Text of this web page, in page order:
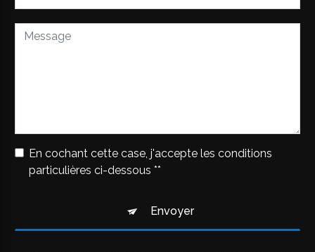
En cochant cette case, j'accepte les conditions
particulières ci-dessous **
Envoyer